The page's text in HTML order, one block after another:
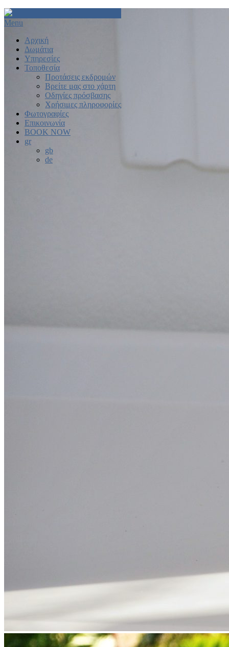
Menu
Αρχική
Δωμάτια
Υπηρεσίες
Τοποθεσία
Προτάσεις εκδρομών
Βρείτε μας στο χάρτη
Οδηγίες πρόσβασης
Χρήσιμες πληροφορίες
Φωτογραφίες
Επικοινωνία
BOOK NOW
gr
gb
de